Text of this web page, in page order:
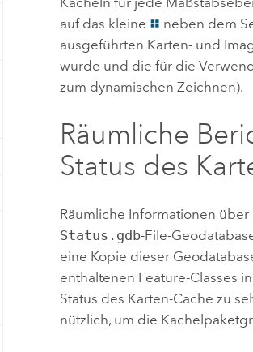
auf das kleine
neben dem
ausgeführten Karten- und
wurde und die für die
zum dynamischen Zeichnen).
Räumliche
Status des
Räumliche Informationen
Status.gdb-File-
eine Kopie dieser
enthaltenen Feature-Classes
Status des Karten-Cache zu
nützlich, um die